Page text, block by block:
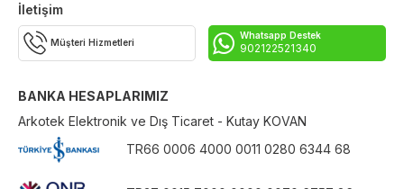
İletişim
Müşteri Hizmetleri
Whatsapp Destek
902122521340
BANKA HESAPLARIMIZ
Arkotek Elektronik ve Dış Ticaret - Kutay KOVAN
TR66 0006 4000 0011 0280 6344 68